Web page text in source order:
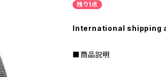
残り1点
International shipping
■商品説明